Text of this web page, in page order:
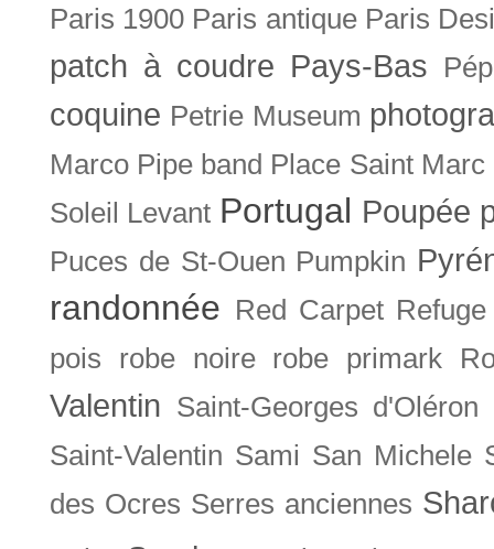
Paris 1900 Paris antique Paris
patch à coudre Pays-Bas
coquine Petrie Museum
Marco Pipe band Place Saint Marc
Soleil Levant Portugal Poupée
Puces de St-Ouen Pumpkin
randonnée Red Carpet Refuge
pois
robe noire robe primark
Valentin Saint-Georges d'Oléron
Saint-Valentin Sami San Michele
des Ocres Serres anciennes